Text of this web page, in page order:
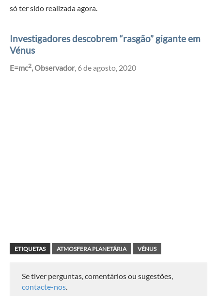
só ter sido realizada agora.
Investigadores descobrem “rasgão” gigante em
Vénus
E=mc2, Observador, 6 de agosto, 2020
ETIQUETAS ATMOSFERA PLANETÁRIA VÉNUS
Se tiver perguntas, comentários ou sugestões,
contacte-nos.